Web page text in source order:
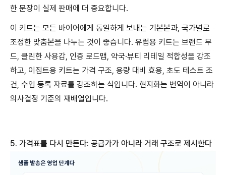
한 문장이 실제 판매에 더 중요합니다.
이 키트는 모든 바이어에게 동일하게 보내는 기본본과, 국가별로
조정한 맞춤본을 나누는 것이 좋습니다. 유럽용 키트는 브랜드 무
드, 클린한 사용감, 인증 로드맵, 약국·뷰티 리테일 적합성을 강조
하고, 이집트용 키트는 가격 구조, 용량 대비 효용, 초도 테스트 조
건, 수입 등록 자료를 강조하는 식입니다. 현지화는 번역이 아니라
의사결정 기준의 재배열입니다.
5. 가격표를 다시 만든다: 공급가가 아니라 거래 구조로 제시한다